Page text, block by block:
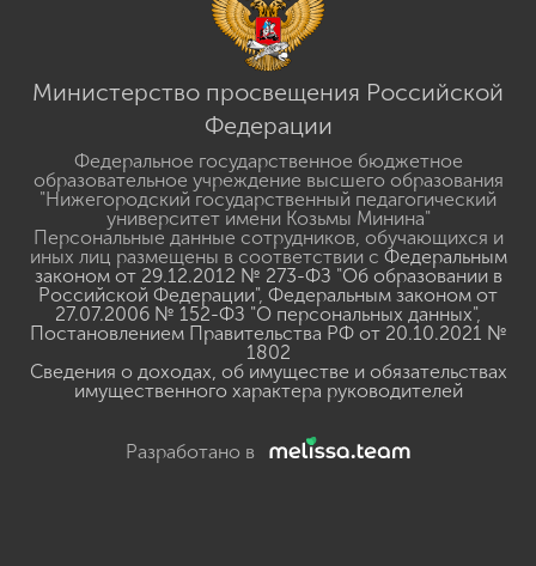
Министерство просвещения Российской
Федерации
Федеральное государственное бюджетное
образовательное учреждение высшего образования
"Нижегородский государственный педагогический
университет имени Козьмы Минина"
Персональные данные сотрудников, обучающихся и
иных лиц размещены в соответствии с Федеральным
законом от 29.12.2012 № 273-ФЗ "Об образовании в
Российской Федерации", Федеральным законом от
27.07.2006 № 152-ФЗ "О персональных данных",
Постановлением Правительства РФ от 20.10.2021 №
1802
Сведения о доходах, об имуществе и обязательствах
имущественного характера руководителей
Разработано в